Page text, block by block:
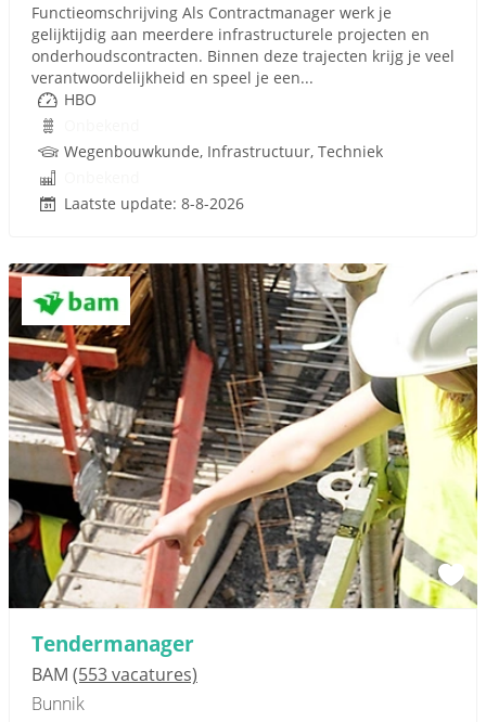
Functieomschrijving Als Contractmanager werk je
gelijktijdig aan meerdere infrastructurele projecten en
onderhoudscontracten. Binnen deze trajecten krijg je veel
verantwoordelijkheid en speel je een...
HBO
Wegenbouwkunde, Infrastructuur, Techniek
Laatste update: 8-8-2026
Tendermanager
BAM (553 vacatures)
Bunnik